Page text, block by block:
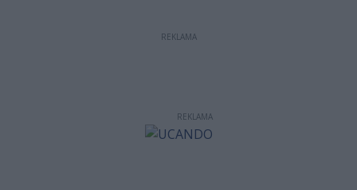
REKLAMA
REKLAMA